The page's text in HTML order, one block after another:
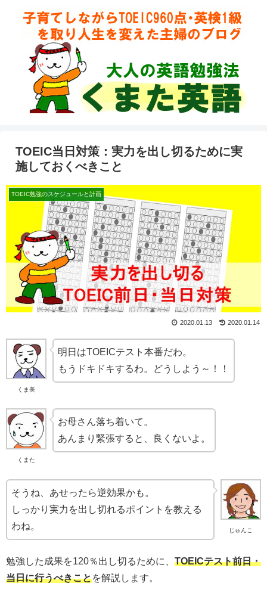
TOEIC当日対策：実力を出し切るために実
施しておくべきこと
TOEIC勉強のスケジュールと計画
2020.01.13 2020.01.14
くま美
明日はTOEICテスト本番だわ。
もうドキドキするわ。どうしよう～！！
くまた
お母さん落ち着いて。
あんまり緊張すると、良くないよ。
じゅんこ
そうね、あせったら逆効果かも。
しっかり実力を出し切れるポイントを教える
わね。
勉強した成果を120％出し切るために、 TOEICテスト前日・
当日に行うべきことを解説します。